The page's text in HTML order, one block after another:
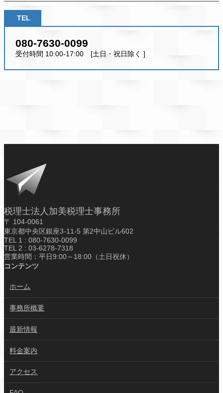
TEL
080-7630-0099
受付時間 10:00-17:00 [土日・祝日除く ]
税理士法人加美税理士事務所
〒 104-0061
東京都中央区銀座3-11-5 第2中山ビル602
TEL 1 : 080-7630-0099
TEL 2 : 03-6278-7318
営業時間：平日9:00～18:00（土日祝休）
コンテンツ
ホーム
事務所概要
最新情報
料金案内
アクセス